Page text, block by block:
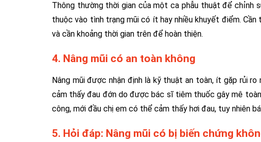
Thông thường thời gian của một ca phẫu thuật để chỉnh
thuộc vào tình trạng mũi có ít hay nhiều khuyết điểm.
và cần khoảng thời gian trên để hoàn thiện.
4. Nâng mũi có an toàn không
Nâng mũi được nhận định là kỹ thuật an toàn, ít gặp rủi
cảm thấy đau đớn do được bác sĩ tiêm thuốc gây mê
công, mới đầu chị em có thể cảm thấy hơi đau, tuy nhiên
5. Hỏi đáp: Nâng mũi có bị biến chứng